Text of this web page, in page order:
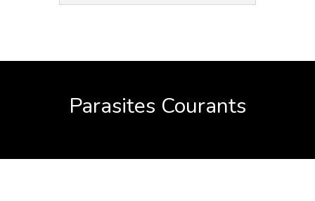
Parasites Courants